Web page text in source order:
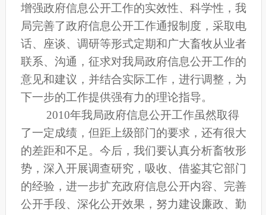
增强政府信息公开工作的实效性、科学性，我
局完善了政府信息公开工作通报制度，采取电
话、座谈、调研等形式定期和广大畜牧从业者
联系、沟通，征求对我局政府信息公开工作的
意见和建议，并结合实际工作，进行调整，为
下一步的工作提供强有力的理论指导。
2010年我局政府信息公开工作虽然取得
了一定成绩，但距上级部门的要求，还有很大
的差距和不足。今后， 我们要认真分析畜牧形
势，深入开展调查研究，吸收、借鉴其它部门
的经验，进一步扩充政府信息公开内容、完善
公开手段、深化公开效果，努力建设廉政、勤